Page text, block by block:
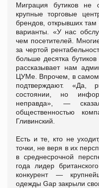
Миграция бутиков не
крупные торговые
брендов, открывших
варианты. «У нас
чем посетителей.
за чертой
больше десятка
рассказывает нам
ЦУМе. Впрочем, в
подтверждают.
состоянии, но
неправда», —
общественностью
Гливинский.
Есть и те, кто не
точки, не веря в их
в среднесрочной
года лидер
конкурент —
одежды Gap закрыли